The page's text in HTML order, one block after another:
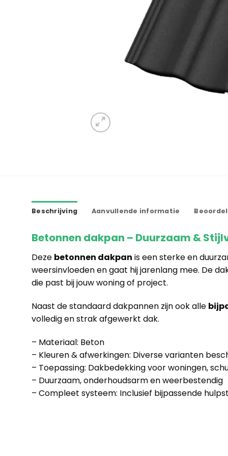
Beschrijving Aanvullende informatie
Betonnen dakpan – Duurzaam &
Deze betonnen dakpan is een sterke en
weersinvloeden en gaat hij jarenlang mee. De
die past bij jouw woning of project.
Naast de standaard dakpannen zijn ook alle
volledig en strak afgewerkt dak.
– Materiaal: Beton
– Kleuren & afwerkingen: Diverse varianten
– Toepassing: Dakbedekking voor woningen,
– Duurzaam, onderhoudsarm en weerbestendig
– Compleet systeem: Inclusief bijpassende